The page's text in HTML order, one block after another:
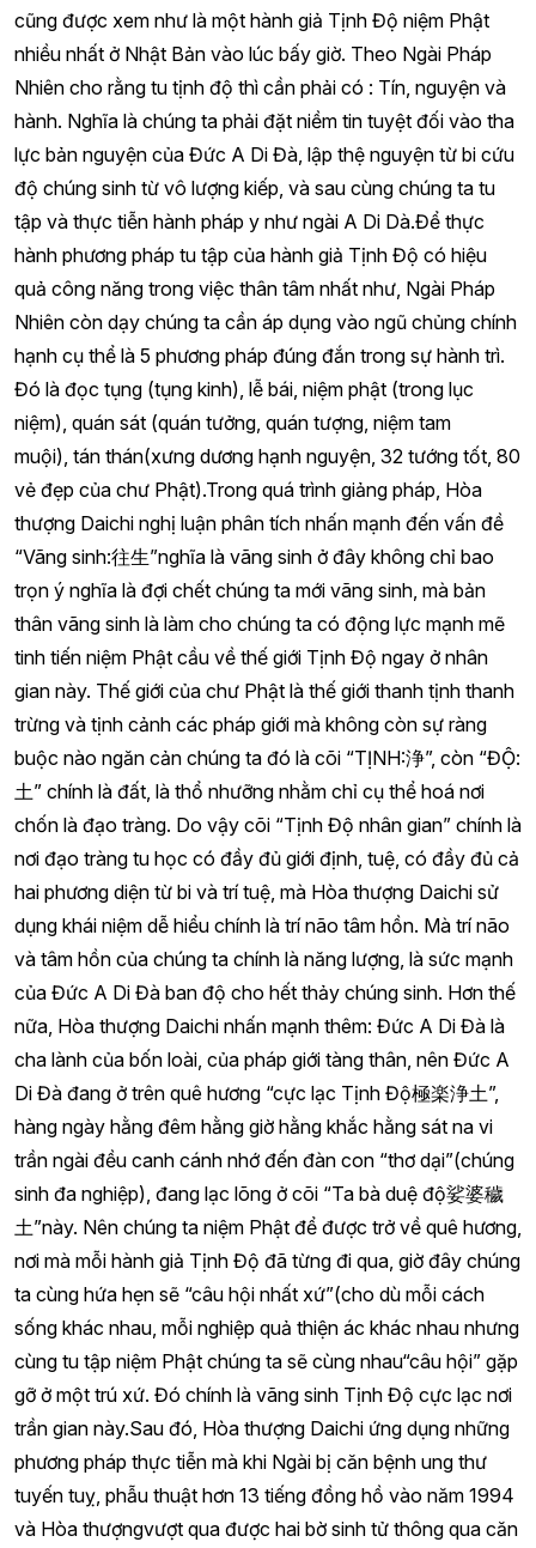
cũng được xem như là một hành giả Tịnh Độ niệm Phật
nhiều nhất ở Nhật Bản vào lúc bấy giờ. Theo Ngài Pháp
Nhiên cho rằng tu tịnh độ thì cần phải có : Tín, nguyện và
hành. Nghĩa là chúng ta phải đặt niềm tin tuyệt đối vào tha
lực bản nguyện của Đức A Di Đà, lập thệ nguyện từ bi cứu
độ chúng sinh từ vô lượng kiếp, và sau cùng chúng ta tu
tập và thực tiễn hành pháp y như ngài A Di Dà.Để thực
hành phương pháp tu tập của hành giả Tịnh Độ có hiệu
quả công năng trong việc thân tâm nhất như, Ngài Pháp
Nhiên còn dạy chúng ta cần áp dụng vào ngũ chủng chính
hạnh cụ thể là 5 phương pháp đúng đắn trong sự hành trì.
Đó là đọc tụng (tụng kinh), lễ bái, niệm phật (trong lục
niệm), quán sát (quán tưởng, quán tượng, niệm tam
muội), tán thán(xưng dương hạnh nguyện, 32 tướng tốt, 80
vẻ đẹp của chư Phật).Trong quá trình giảng pháp, Hòa
thượng Daichi nghị luận phân tích nhấn mạnh đến vấn đề
“Vãng sinh:往生”nghĩa là vãng sinh ở đây không chỉ bao
trọn ý nghĩa là đợi chết chúng ta mới vãng sinh, mà bản
thân vãng sinh là làm cho chúng ta có động lực mạnh mẽ
tinh tiến niệm Phật cầu về thế giới Tịnh Độ ngay ở nhân
gian này. Thế giới của chư Phật là thế giới thanh tịnh thanh
trừng và tịnh cảnh các pháp giới mà không còn sự ràng
buộc nào ngăn cản chúng ta đó là cõi “TỊNH:浄”, còn “ĐỘ:
土” chính là đất, là thổ nhưỡng nhằm chỉ cụ thể hoá nơi
chốn là đạo tràng. Do vậy cõi “Tịnh Độ nhân gian” chính là
nơi đạo tràng tu học có đầy đủ giới định, tuệ, có đầy đủ cả
hai phương diện từ bi và trí tuệ, mà Hòa thượng Daichi sử
dụng khái niệm dễ hiểu chính là trí não tâm hồn. Mà trí não
và tâm hồn của chúng ta chính là năng lượng, là sức mạnh
của Đức A Di Đà ban độ cho hết thảy chúng sinh. Hơn thế
nữa, Hòa thượng Daichi nhấn mạnh thêm: Đức A Di Đà là
cha lành của bốn loài, của pháp giới tàng thân, nên Đức A
Di Đà đang ở trên quê hương “cực lạc Tịnh Độ極楽浄土”,
hàng ngày hằng đêm hằng giờ hằng khắc hằng sát na vi
trần ngài đều canh cánh nhớ đến đàn con “thơ dại”(chúng
sinh đa nghiệp), đang lạc lõng ở cõi “Ta bà duệ độ娑婆穢
土”này. Nên chúng ta niệm Phật để được trở về quê hương,
nơi mà mỗi hành giả Tịnh Độ đã từng đi qua, giờ đây chúng
ta cùng hứa hẹn sẽ “câu hội nhất xứ”(cho dù mỗi cách
sống khác nhau, mỗi nghiệp quả thiện ác khác nhau nhưng
cùng tu tập niệm Phật chúng ta sẽ cùng nhau“câu hội” gặp
gỡ ở một trú xứ. Đó chính là vãng sinh Tịnh Độ cực lạc nơi
trần gian này.Sau đó, Hòa thượng Daichi ứng dụng những
phương pháp thực tiễn mà khi Ngài bị căn bệnh ung thư
tuyến tuỵ, phẫu thuật hơn 13 tiếng đồng hồ vào năm 1994
và Hòa thượngvượt qua được hai bờ sinh tử thông qua căn